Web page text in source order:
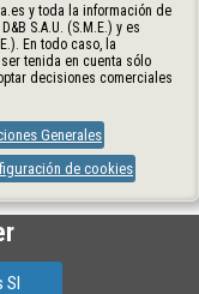
y toda la información de
S.A.U. (S.M.E.) y es
En todo caso, la
tenida en cuenta sólo
decisiones comerciales
Generales
de cookies
Sl